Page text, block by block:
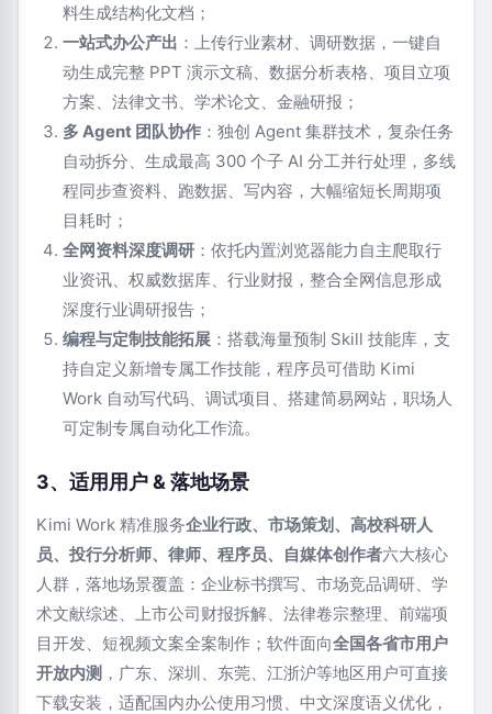
料生成结构化文档；
一站式办公产出 ：上传行业素材、调研数据，一键自
动生成完整 PPT 演示文稿、数据分析表格、项目立项
方案、法律文书、学术论文、金融研报；
多 Agent 团队协作 ：独创 Agent 集群技术，复杂任务
自动拆分、生成最高 300 个子 AI 分工并行处理，多线
程同步查资料、跑数据、写内容，大幅缩短长周期项
目耗时；
全网资料深度调研 ：依托内置浏览器能力自主爬取行
业资讯、权威数据库、行业财报，整合全网信息形成
深度行业调研报告；
编程与定制技能拓展 ：搭载海量预制 Skill 技能库，支
持自定义新增专属工作技能，程序员可借助 Kimi
Work 自动写代码、调试项目、搭建简易网站，职场人
可定制专属自动化工作流。
3、适用用户 & 落地场景
Kimi Work 精准服务企业行政、市场策划、高校科研人
员、投行分析师、律师、程序员、自媒体创作者六大核心
人群，落地场景覆盖：企业标书撰写、市场竞品调研、学
术文献综述、上市公司财报拆解、法律卷宗整理、前端项
目开发、短视频文案全案制作；软件面向全国各省市用户
开放内测 ，广东、深圳、东莞、江浙沪等地区用户可直接
下载安装，适配国内办公使用习惯、中文深度语义优化，